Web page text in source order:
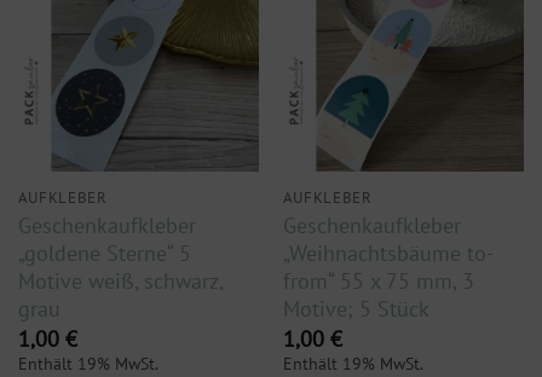
AUFKLEBER
Geschenkaufkleber
„goldene Sterne“ 5
Motive weiß, schwarz,
grau
1,00 €
Enthält 19% MwSt.
AUFKLEBER
Geschenkaufkleber
„Weihnachtsbäume to-
from“ 55 x 75 mm, 3
Motive; 5 Stück
1,00 €
Enthält 19% MwSt.